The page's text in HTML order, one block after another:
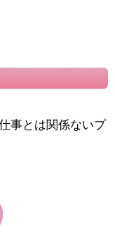
事とは関係ないプ